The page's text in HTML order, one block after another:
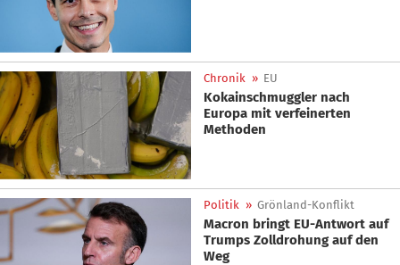
Chronik » EU
Kokainschmuggler nach
Europa mit verfeinerten
Methoden
Politik » Grönland-Konflikt
Macron bringt EU-Antwort auf
Trumps Zolldrohung auf den
Weg